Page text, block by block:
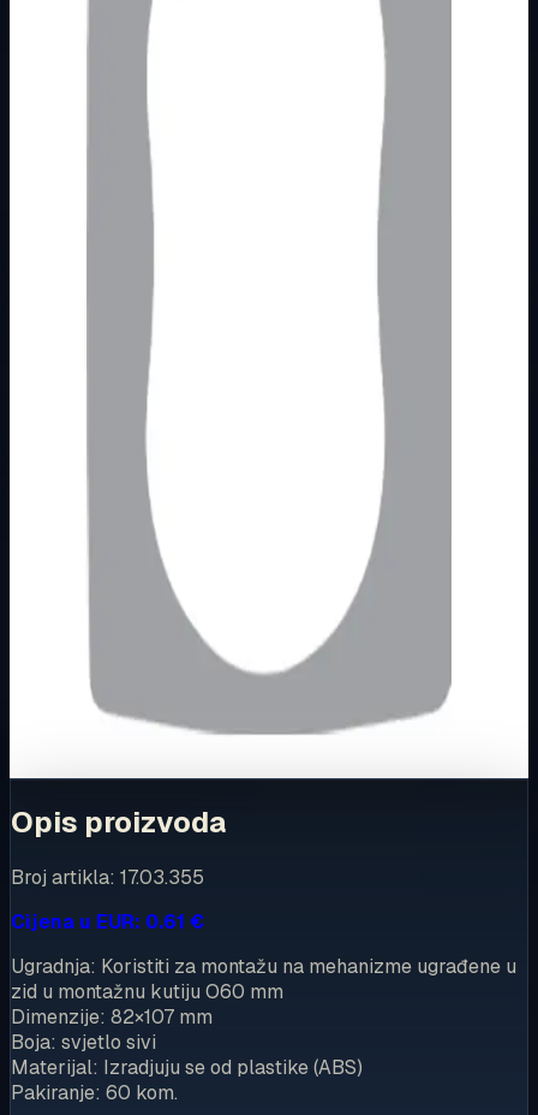
Metalka Majur
EMPORIO
Kratak pregled
Broj artikla: 17.03.355 Cijena u EUR: 0.61 € Ugradnja:
Koristiti za montažu na mehanizme ugrađene u zid u
Ovaj proizvod možete kupiti u našoj internetskoj trgovini.
Za kompletnu dostupnost i internetsku kupnju posjetite
Opis proizvoda
Broj artikla: 17.03.355
Cijena u EUR: 0.61 €
Ugradnja: Koristiti za montažu na mehanizme ugrađene u
zid u montažnu kutiju O60 mm
Dimenzije: 82×107 mm
Boja: svjetlo sivi
Materijal: Izradjuju se od plastike (ABS)
Pakiranje: 60 kom.